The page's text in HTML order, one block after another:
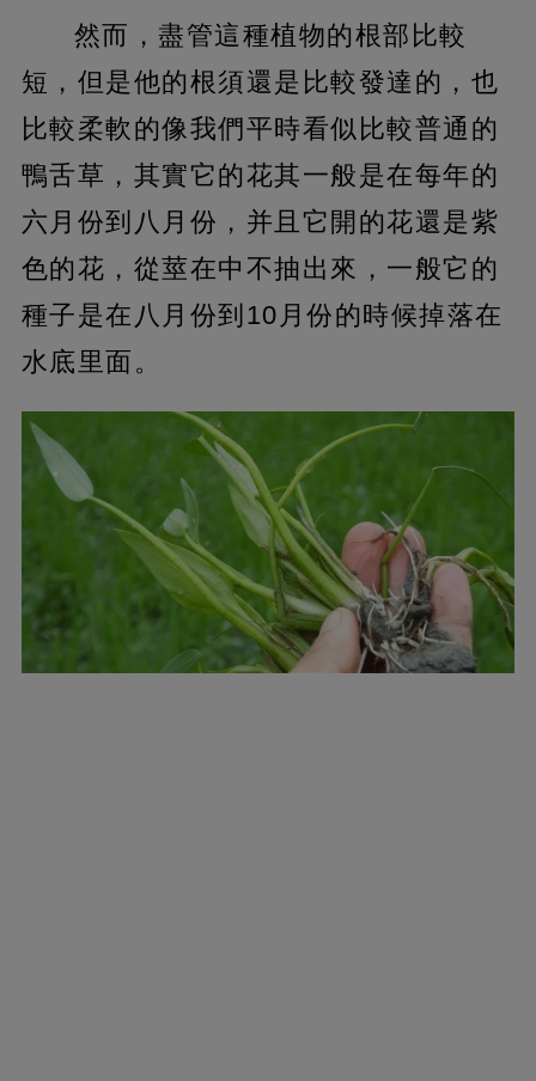
然而，盡管這種植物的根部比較
短，但是他的根須還是比較發達的，也
比較柔軟的像我們平時看似比較普通的
鴨舌草，其實它的花其一般是在每年的
六月份到八月份，并且它開的花還是紫
色的花，從莖在中不抽出來，一般它的
種子是在八月份到10月份的時候掉落在
水底里面。